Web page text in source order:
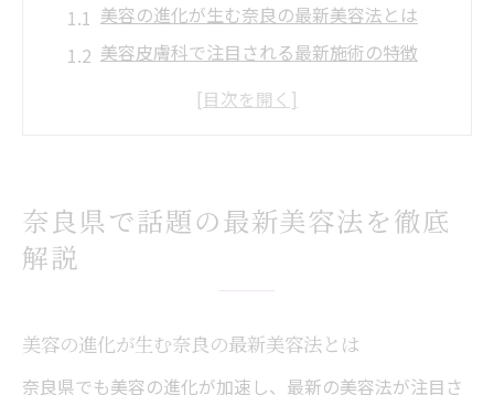
美容の進化が生む奈良の最新美容法とは
美容皮膚科で注目される最新施術の特徴
奈良の美容クリニックが推すトレンド美容
美しさを引き出す奈良の美容トレンド
美意識を高める奈良発の美容トレンド解説
美容皮膚科選びで失敗しない奈良のコツ
奈良県で話題の最新美容法を徹底
解説
美容の進化が生む奈良の最新美容法とは
奈良県でも美容の進化が加速し、最新の美容法が注目さ